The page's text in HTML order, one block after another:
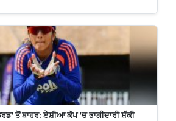
ਤੋਂ ਬਾਹਰ: ਏਸ਼ੀਆ ਕੱਪ ’ਚ ਭਾਗੀਦਾਰੀ ਸ਼ੱਕੀ